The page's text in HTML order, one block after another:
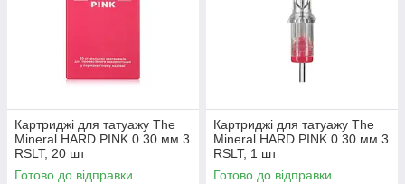
Картриджі для татуажу The
Mineral HARD PINK 0.30 мм 3
RSLT, 20 шт
Готово до відправки
Картриджі для татуажу The
Mineral HARD PINK 0.30 мм 3
RSLT, 1 шт
Готово до відправки